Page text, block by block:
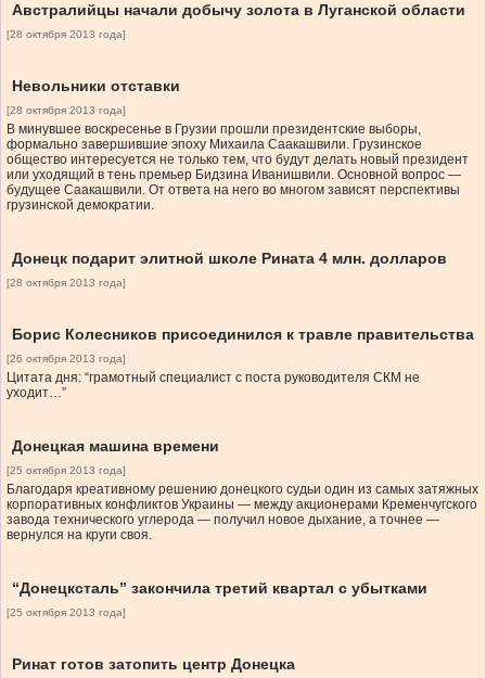
Австралийцы начали добычу золота в Луганской области
[28 октября 2013 года]
Невольники отставки
[28 октября 2013 года]
В минувшее воскресенье в Грузии прошли президентские выборы,
формально завершившие эпоху Михаила Саакашвили. Грузинское
общество интересуется не только тем, что будут делать новый президент
или уходящий в тень премьер Бидзина Иванишвили. Основной вопрос —
будущее Саакашвили. От ответа на него во многом зависят перспективы
грузинской демократии.
Донецк подарит элитной школе Рината 4 млн. долларов
[28 октября 2013 года]
Борис Колесников присоединился к травле правительства
[26 октября 2013 года]
Цитата дня: “грамотный специалист с поста руководителя СКМ не
уходит…”
Донецкая машина времени
[25 октября 2013 года]
Благодаря креативному решению донецкого судьи один из самых затяжных
корпоративных конфликтов Украины — между акционерами Кременчугского
завода технического углерода — получил новое дыхание, а точнее —
вернулся на круги своя.
“Донецксталь” закончила третий квартал с убытками
[25 октября 2013 года]
Ринат готов затопить центр Донецка